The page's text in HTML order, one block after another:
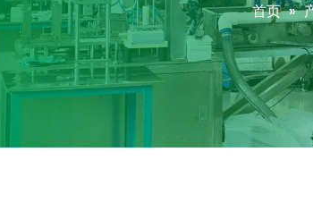
首页 »